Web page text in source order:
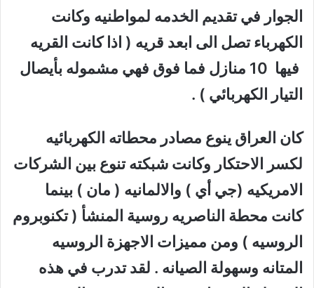
الجوار في تقديم الخدمه لمواطنيه وكانت
الكهرباء تصل الى ابعد قريه ( اذا كانت القريه
فيها 10 منازل فما فوق فهي مشموله بأيصال
التيار الكهربائي ) .
كان العراق ينوع مصادر محطاته الكهربائيه
لكسر الاحتكار وكانت شبكته تنوع بين الشركات
الامريكيه (جي أي ) والالمانيه ( مان ) بينما
كانت محطة الناصريه روسية المنشأ ( تكنوبروم
الروسيه ) ومن مميزات الاجهزة الروسيه
المتانه وسهولة الصيانه . لقد تدرب في هذه